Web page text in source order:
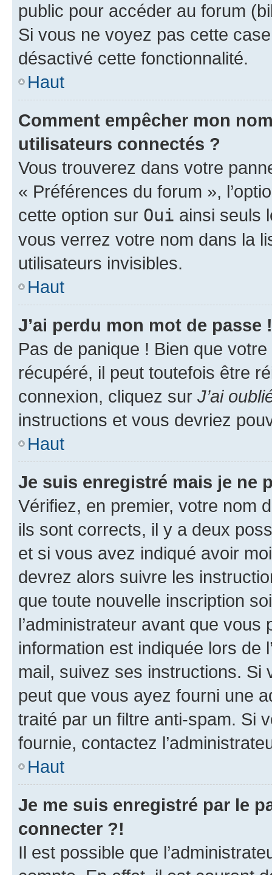
public pour accéder au forum
Si vous ne voyez pas cette
désactivé cette fonctionnalité.
Haut
Comment empêcher mon
utilisateurs connectés ?
Vous trouverez dans votre
« Préférences du forum »,
cette option sur Oui ainsi seuls
vous verrez votre nom dans la
utilisateurs invisibles.
Haut
J’ai perdu mon mot de passe !
Pas de panique ! Bien que
récupéré, il peut toutefois être
connexion, cliquez sur J’ai
instructions et vous devriez
Haut
Je suis enregistré mais je ne
Vérifiez, en premier, votre nom
ils sont corrects, il y a deux
et si vous avez indiqué avoir
devrez alors suivre les
que toute nouvelle inscription
l’administrateur avant que
information est indiquée lors de
mail, suivez ses instructions. Si
peut que vous ayez fourni une
traité par un filtre anti-spam. Si
fournie, contactez
Haut
Je me suis enregistré par le
connecter ?!
Il est possible que